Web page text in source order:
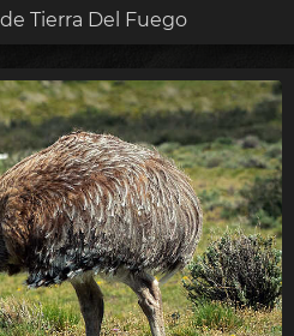
Tierra Del Fuego